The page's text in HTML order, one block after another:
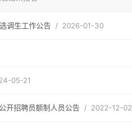
调生工作公告 / 2026-01-30
05-21
开招聘员额制人员公告 / 2022-12-02